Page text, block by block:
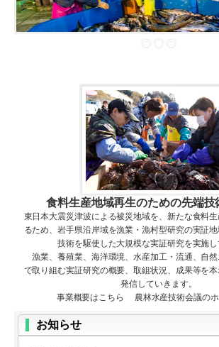
食料生産地域再生のための先端技
東日本大震災津波による被災地域を、新たな食料
るため、岩手県沿岸域を漁業・漁村型研究の実証
技術を駆使した大規模な実証研究を実施し
漁業、養殖業、海洋環境、水産加工・流通、自
で取り組む実証研究の概要、取組状況、成果等を
発信していきます。
事業概要はこちら 農林水産技術会議の
お知らせ